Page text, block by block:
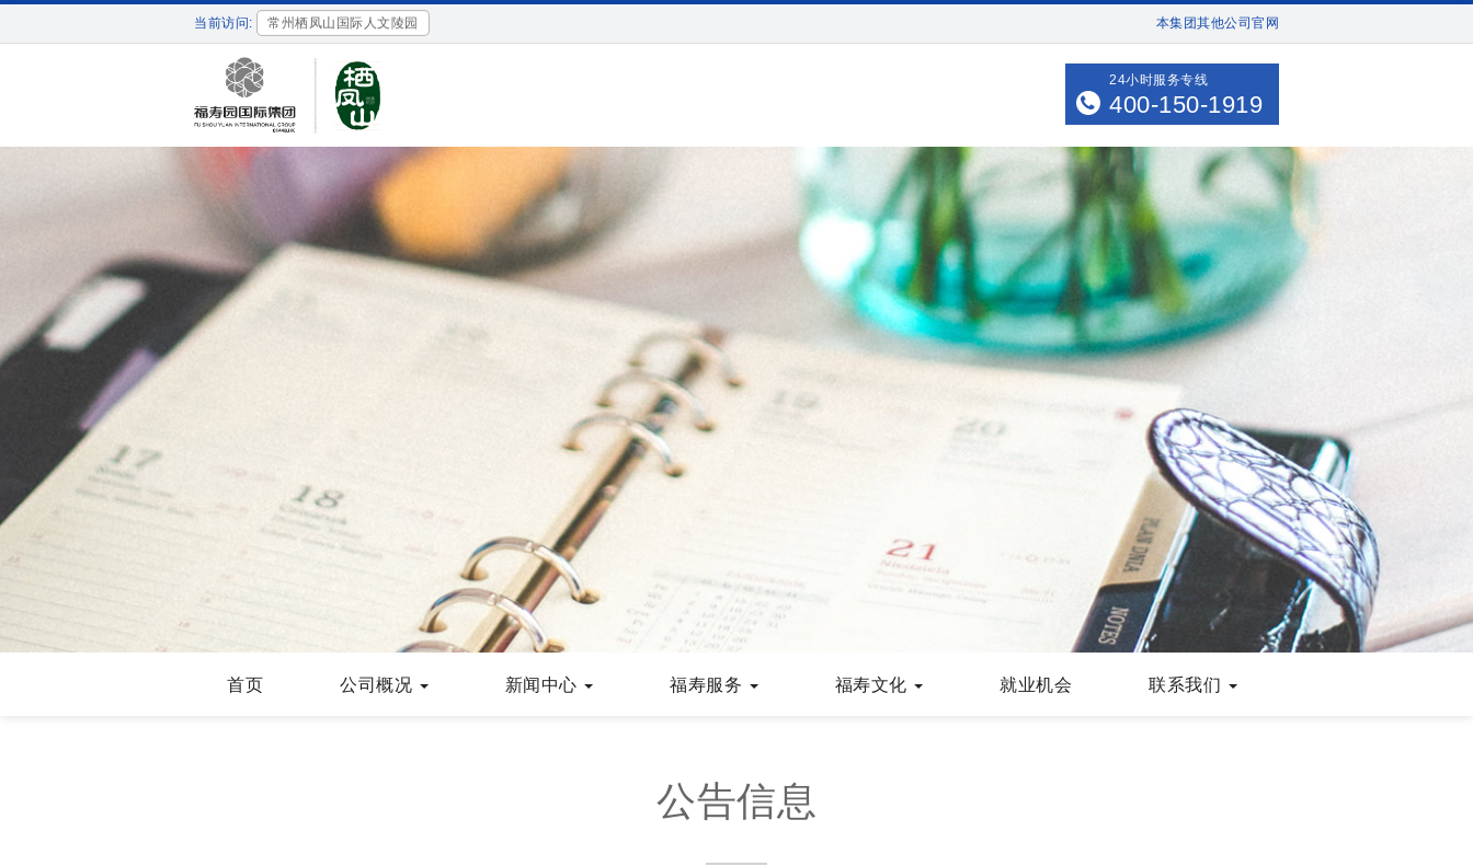
当前访问: 常州栖凤山国际人文陵园 本集团其他公司官网
24小时服务专线
400-150-1919
首页 公司概况 新闻中心 福寿服务 福寿文化 就业机会 联系我们
公告信息